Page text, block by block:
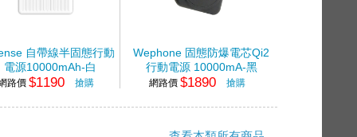
自帶線半固態行動
電源10000mAh-白
路價 $1190 搶購
Wephone 固態防爆電芯Qi2
行動電源 10000mA-黑
網路價 $1890 搶購